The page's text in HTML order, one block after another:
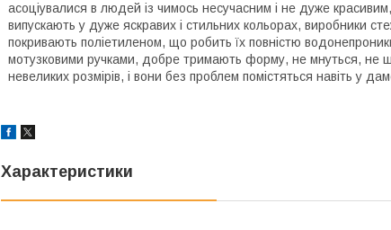
асоціувалися в людей із чимось несучасним і не дуже
випускають у дуже яскравих і стильних кольорах, виробники
покривають поліетиленом, що робить їх повністю
мотузковими ручками, добре тримають форму, не мнуться, не
невеликих розмірів, і вони без проблем помістяться навіть у
Характеристики